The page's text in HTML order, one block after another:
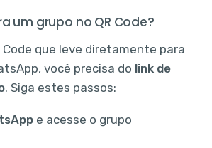
um grupo no QR Code?
Code que leve diretamente para
você precisa do link de
. Siga estes passos:
e acesse o grupo